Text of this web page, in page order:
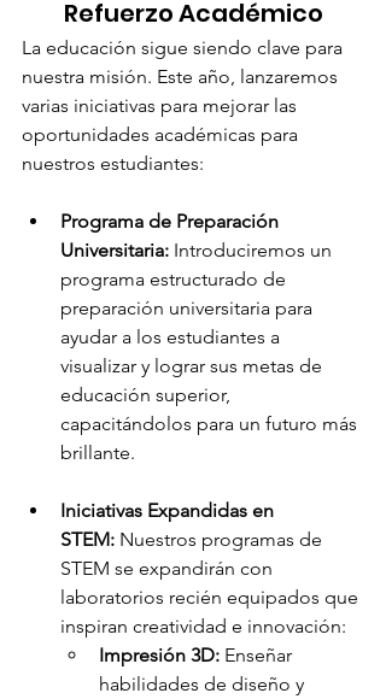
Refuerzo Académico
La educación sigue siendo clave para
nuestra misión. Este año, lanzaremos
varias iniciativas para mejorar las
oportunidades académicas para
nuestros estudiantes:
Programa de Preparación
Universitaria: Introduciremos un
programa estructurado de
preparación universitaria para
ayudar a los estudiantes a
visualizar y lograr sus metas de
educación superior,
capacitándolos para un futuro más
brillante.
Iniciativas Expandidas en
STEM: Nuestros programas de
STEM se expandirán con
laboratorios recién equipados que
inspiran creatividad e innovación:
Impresión 3D: Enseñar
habilidades de diseño y